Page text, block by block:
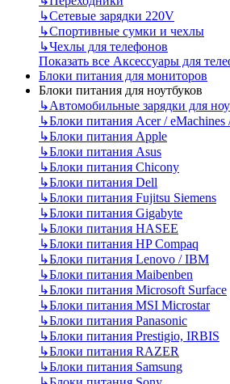
↳Сетевые зарядки 220V
↳Спортивные сумки и чехлы
↳Чехлы для телефонов
Показать все Аксессуары для
Блоки питания для мониторов
Блоки питания для ноутбуков
↳Автомобильные зарядки для
↳Блоки питания Acer / eMachines
↳Блоки питания Apple
↳Блоки питания Asus
↳Блоки питания Chicony
↳Блоки питания Dell
↳Блоки питания Fujitsu Siemens
↳Блоки питания Gigabyte
↳Блоки питания HASEE
↳Блоки питания HP Compaq
↳Блоки питания Lenovo / IBM
↳Блоки питания Maibenben
↳Блоки питания Microsoft Surface
↳Блоки питания MSI Microstar
↳Блоки питания Panasonic
↳Блоки питания Prestigio, IRBIS
↳Блоки питания RAZER
↳Блоки питания Samsung